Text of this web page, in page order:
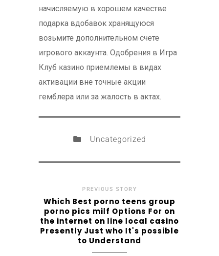
начисляемую в хорошем качестве
подарка вдобавок хранящуюся
возьмите дополнительном счете
игрового аккаунта. Одобрения в Игра
Клуб казино приемлемы в видах
активации вне точные акции
гемблера или за жалость в актах.
Uncategorized
PREVIOUS STORY
Which Best porno teens group
porno pics milf Options For on
the internet on line local casino
Presently Just who It's possible
to Understand